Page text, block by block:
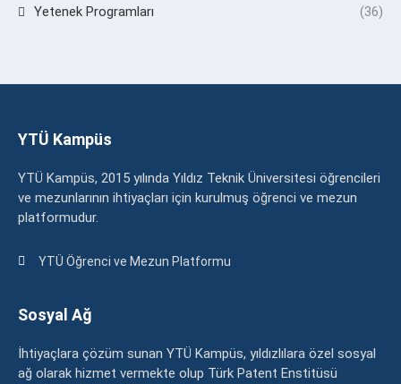
Yetenek Programları (36)
YTÜ Kampüs
YTÜ Kampüs, 2015 yılında Yıldız Teknik Üniversitesi öğrencileri
ve mezunlarının ihtiyaçları için kurulmuş öğrenci ve mezun
platformudur.
YTÜ Öğrenci ve Mezun Platformu
Sosyal Ağ
İhtiyaçlara çözüm sunan YTÜ Kampüs, yıldızlılara özel sosyal
ağ olarak hizmet vermekte olup Türk Patent Enstitüsü